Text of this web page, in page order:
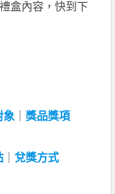
盒內容，快到下
象 ｜獎品獎項
｜兌獎方式